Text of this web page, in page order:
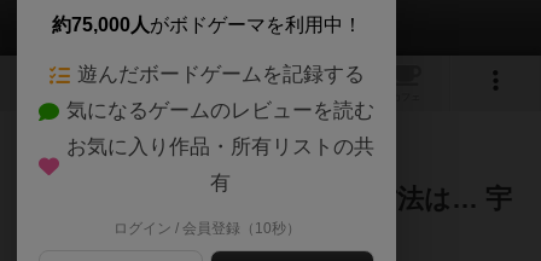
2 1
94名 0名 1 2ヶ月前
地球のエネルギー危機の解決方法は… 宇
宙でガーデニング！？
約75,000人がボドゲーマを利用中！
遊んだボードゲームを記録する
気になるゲームのレビューを読む
お気に入り作品・所有リストの共
有
ログイン / 会員登録（10秒）